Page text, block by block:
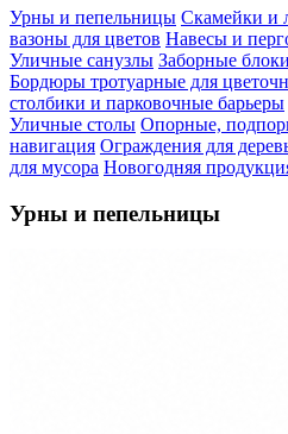
Урны и пепельницы Скамейки и
вазоны для цветов Навесы и
Уличные санузлы Заборные
Бордюры тротуарные для
столбики и парковочные барьеры
Уличные столы Опорные,
навигация Ограждения для
для мусора Новогодняя
Урны и пепельницы